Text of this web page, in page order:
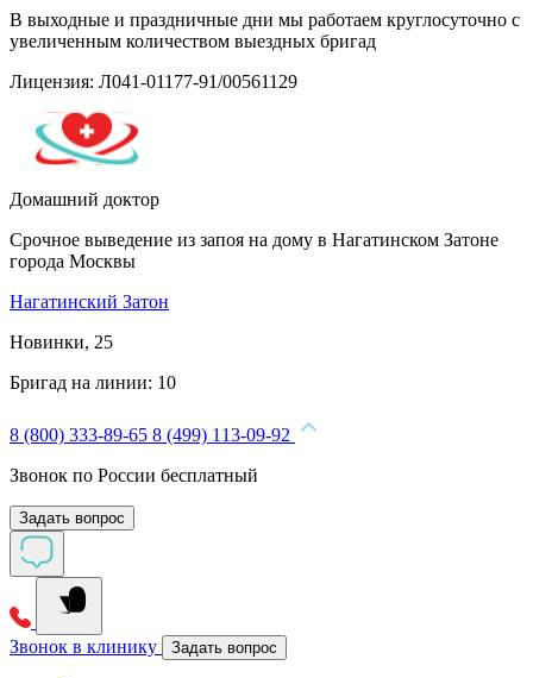
В выходные и праздничные дни мы работаем круглосуточно с
увеличенным количеством выездных бригад
Лицензия: Л041-01177-91/00561129
Домашний доктор
Срочное выведение из запоя на дому в Нагатинском Затоне
города Москвы
Нагатинский Затон
Новинки, 25
Бригад на линии: 10
8 (800) 333-89-65 8 (499) 113-09-92
Звонок по России бесплатный
Задать вопрос
Звонок в клинику Задать вопрос